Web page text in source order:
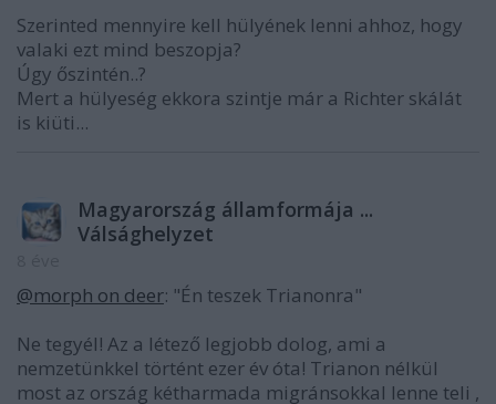
Szerinted mennyire kell hülyének lenni ahhoz, hogy
valaki ezt mind beszopja?
Úgy őszintén..?
Mert a hülyeség ekkora szintje már a Richter skálát
is kiüti...
Magyarország államformája ...
Válsághelyzet
@morph on deer: "Én teszek Trianonra"
Ne tegyél! Az a létező legjobb dolog, ami a
nemzetünkkel történt ezer év óta! Trianon nélkül
most az ország kétharmada migránsokkal lenne teli ,